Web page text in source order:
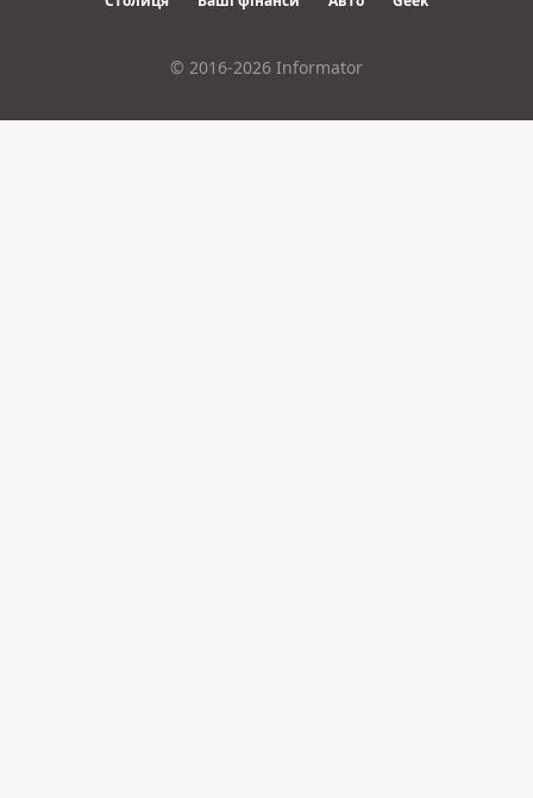
© 2016-2026 Informator